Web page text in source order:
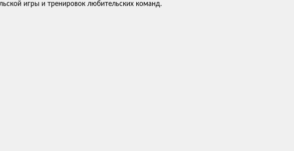
игры и тренировок любительских команд.